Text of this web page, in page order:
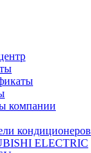
компании
кондиционеров
ELECTRIC